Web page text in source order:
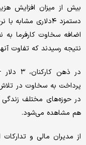
بیش از میزان افزایش
اضافه سخاوت کارفرما به
نتیجه رسیدند که تفاوت
پرداخت به سخاوت در تلاش
در حوزه‌های مختلف زندگی
هم مشاهده می‌‌شود.
از مدیران مالی و